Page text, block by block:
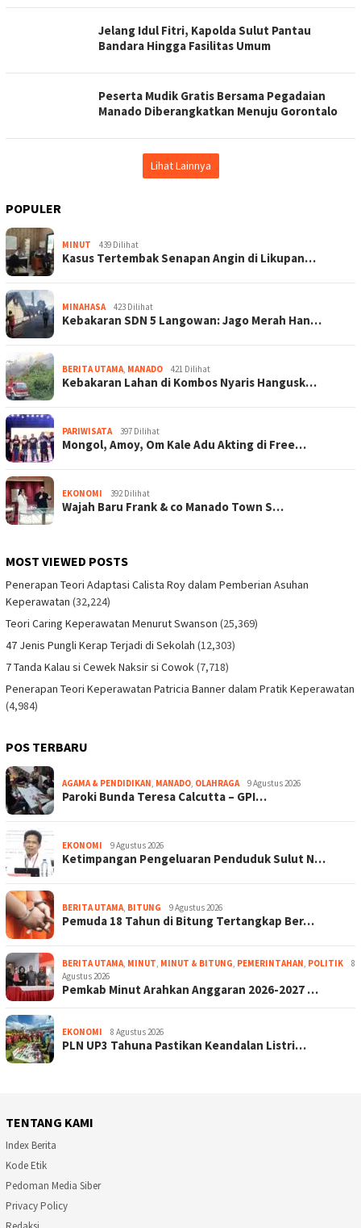
Jelang Idul Fitri, Kapolda Sulut Pantau
Bandara Hingga Fasilitas Umum
Peserta Mudik Gratis Bersama Pegadaian
Manado Diberangkatkan Menuju Gorontalo
Lihat Lainnya
POPULER
MINUT 439 Dilihat
Kasus Tertembak Senapan Angin di Likupan…
MINAHASA 423 Dilihat
Kebakaran SDN 5 Langowan: Jago Merah Han…
BERITA UTAMA, MANADO 421 Dilihat
Kebakaran Lahan di Kombos Nyaris Hangusk…
PARIWISATA 397 Dilihat
Mongol, Amoy, Om Kale Adu Akting di Free…
EKONOMI 392 Dilihat
Wajah Baru Frank & co Manado Town S…
MOST VIEWED POSTS
Penerapan Teori Adaptasi Calista Roy dalam Pemberian Asuhan
Keperawatan (32,224)
Teori Caring Keperawatan Menurut Swanson (25,369)
47 Jenis Pungli Kerap Terjadi di Sekolah (12,303)
7 Tanda Kalau si Cewek Naksir si Cowok(7,718)
Penerapan Teori Keperawatan Patricia Banner dalam Pratik Keperawatan
(4,984)
POS TERBARU
AGAMA & PENDIDIKAN, MANADO, OLAHRAGA 9 Agustus 2026
Paroki Bunda Teresa Calcutta – GPI…
EKONOMI 9 Agustus 2026
Ketimpangan Pengeluaran Penduduk Sulut N…
BERITA UTAMA, BITUNG 9 Agustus 2026
Pemuda 18 Tahun di Bitung Tertangkap Ber…
BERITA UTAMA, MINUT, MINUT & BITUNG, PEMERINTAHAN, POLITIK
8
Agustus 2026
Pemkab Minut Arahkan Anggaran 2026-2027 …
EKONOMI 8 Agustus 2026
PLN UP3 Tahuna Pastikan Keandalan Listri…
TENTANG KAMI
Index Berita
Kode Etik
Pedoman Media Siber
Privacy Policy